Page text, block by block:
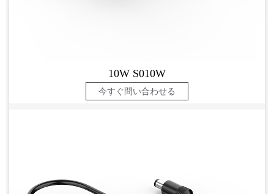
10W S010W
今すぐ問い合わせる